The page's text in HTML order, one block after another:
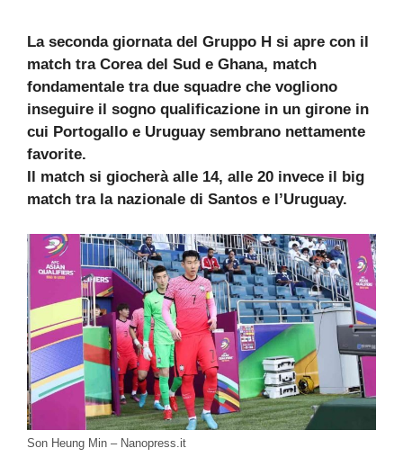
La seconda giornata del Gruppo H si apre con il
match tra Corea del Sud e Ghana, match
fondamentale tra due squadre che vogliono
inseguire il sogno qualificazione in un girone in
cui Portogallo e Uruguay sembrano nettamente
favorite.
Il match si giocherà alle 14, alle 20 invece il big
match tra la nazionale di Santos e l’Uruguay.
Son Heung Min – Nanopress.it